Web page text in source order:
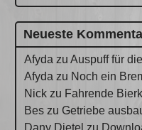
Neueste
Afyda zuAuspuff für
Afyda zu Noch ein
Nick zu Fahrende
Bes zuGetriebe
Dany Dietel zu